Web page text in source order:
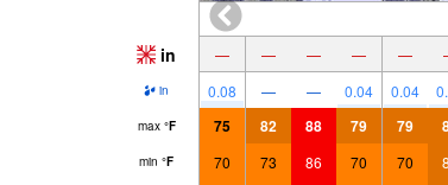
in — — — — —
in 0.08 — — 0.04 0.04
max °F 75 82 88 79 79
min °F 70 73 86 70 70